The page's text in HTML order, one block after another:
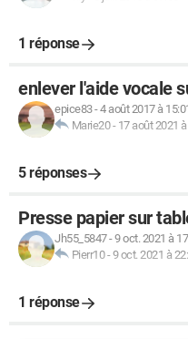
1 réponse
enlever l'aide vocale
epice83-4 août 2017 à
Marie20- 17 août 2021
5 réponses
Presse papier sur
Jh55_5847-9 oct. 2021 à
Pierr10-9 oct. 2021 à
1 réponse